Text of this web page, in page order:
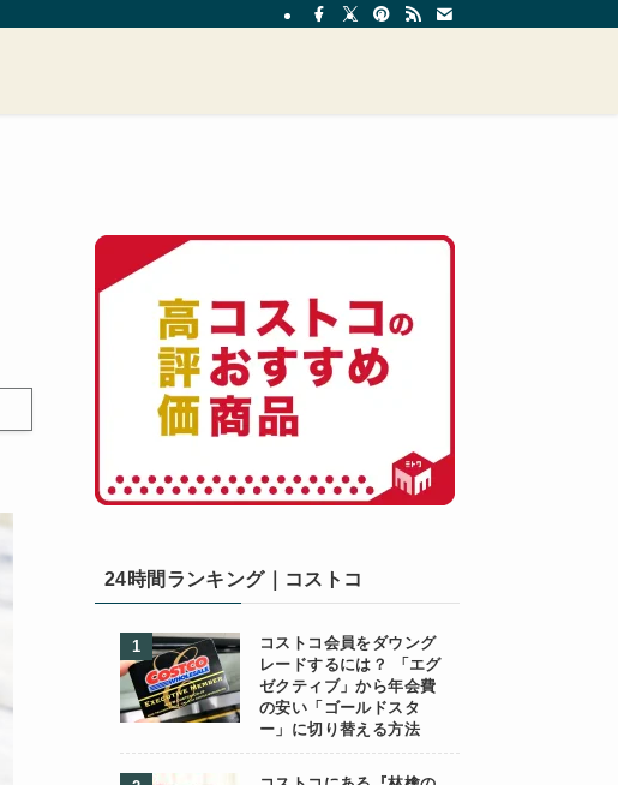
24時間ランキング｜コストコ
コストコ会員をダウング
レードするには？ 「エグ
ゼクティブ」から年会費
の安い「ゴールドスタ
ー」に切り替える方法